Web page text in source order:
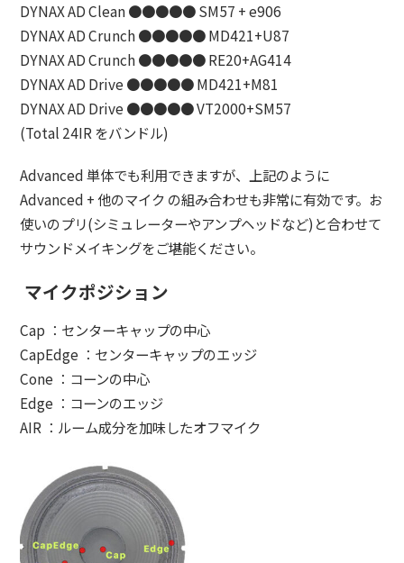
DYNAX AD Clean ●●●●● SM57 + e906
DYNAX AD Crunch ●●●●● MD421+U87
DYNAX AD Crunch ●●●●● RE20+AG414
DYNAX AD Drive ●●●●● MD421+M81
DYNAX AD Drive ●●●●● VT2000+SM57
(Total 24IR をバンドル)
Advanced 単体でも利用できますが、上記のように
Advanced + 他のマイク の組み合わせも非常に有効です。お
使いのプリ(シミュレーターやアンプヘッドなど)と合わせて
サウンドメイキングをご堪能ください。
マイクポジション
Cap ：センターキャップの中心
CapEdge ：センターキャップのエッジ
Cone ：コーンの中心
Edge ：コーンのエッジ
AIR ：ルーム成分を加味したオフマイク